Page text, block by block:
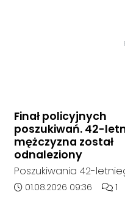
Finał policyjnych
poszukiwań. 42-
mężczyzna został
odnaleziony
Poszukiwania 42-
mężczyzny zostały
Data dodania artykułu:
01.08.2026 09:36 1